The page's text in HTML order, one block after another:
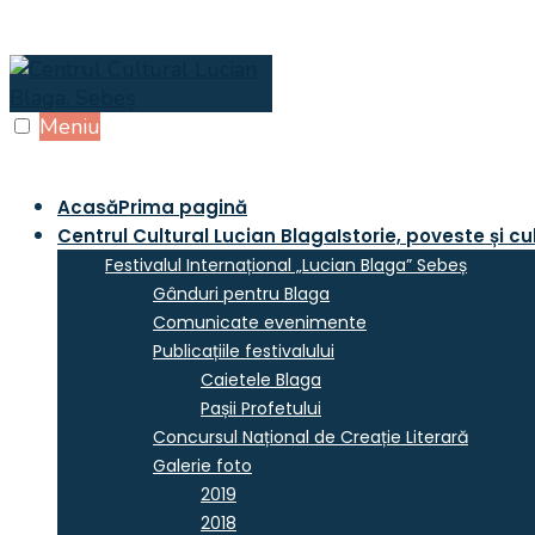
Skip
content
Meniu
AcasăPrima pagină
Centrul Cultural Lucian BlagaIstorie, poveste și
Festivalul Internațional „Lucian Blaga” Sebeș
Gânduri pentru Blaga
Comunicate evenimente
Publicațiile festivalului
Caietele Blaga
Pașii Profetului
Concursul Național de Creație Literară
Galerie foto
2019
2018